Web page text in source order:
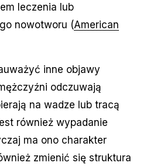
leczenia lub
nowotworu (American
inne objawy
odczuwają
na wadze lub tracą
również wypadanie
ma ono charakter
zmienić się struktura